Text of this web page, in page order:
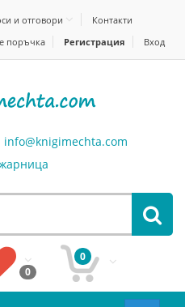
и отговори
Контакти
поръчка Регистрация Вход
info@knigimechta.com
0
0